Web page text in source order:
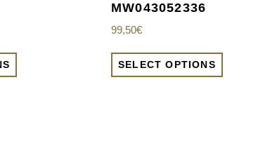
MW043052336
99,50€
SELECT OPTIONS